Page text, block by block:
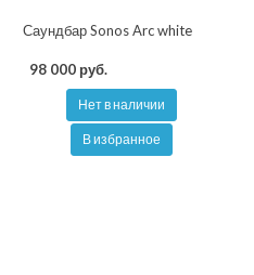
Саундбар Sonos Arc white
98 000 руб.
Нет в наличии
В избранное